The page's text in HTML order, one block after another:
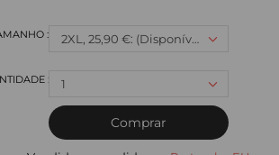
2XL, 25,90 €: (Disponível)
1
Comprar